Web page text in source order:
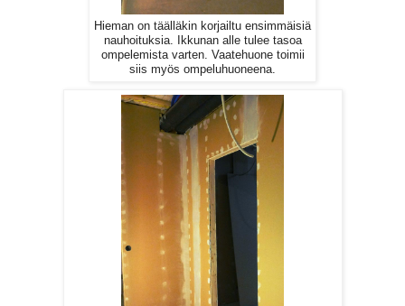
Hieman on täälläkin korjailtu ensimmäisiä
nauhoituksia. Ikkunan alle tulee tasoa
ompelemista varten. Vaatehuone toimii
siis myös ompeluhuoneena.